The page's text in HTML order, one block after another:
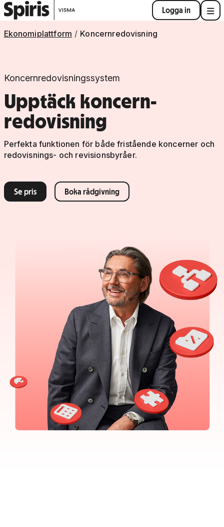
Logga in
Ekonomiplattform Koncernredovisning
Koncernredovisningssystem
Upptäck koncern-
redovisning
Perfekta funktionen för både fristående koncerner och
redovisnings- och revisionsbyråer.
Se pris Boka rådgivning